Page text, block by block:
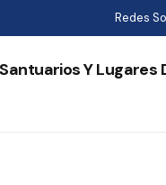
Redes
Santuarios Y Lugares